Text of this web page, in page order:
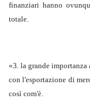
finanziari hanno
totale.
«3. la grande
con l'esportazione di
così com'è.